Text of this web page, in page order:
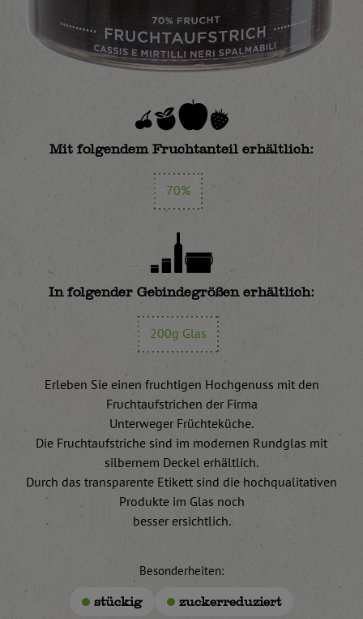
Mit folgendem Fruchtanteil erhältlich:
70%
In folgender Gebindegrößen erhältlich:
200g Glas
Erleben Sie einen fruchtigen Hochgenuss mit den
Fruchtaufstrichen der Firma
Unterweger Früchteküche.
Die Fruchtaufstriche sind im modernen Rundglas mit
silbernem Deckel erhältlich.
Durch das transparente Etikett sind die hochqualitativen
Produkte im Glas noch
besser ersichtlich.
Besonderheiten:
stückig zuckerreduziert